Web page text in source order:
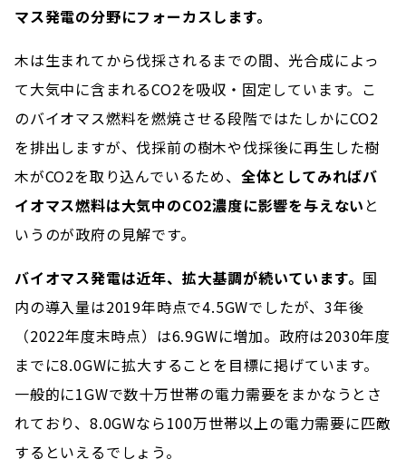
マス発電の分野にフォーカスします。
木は生まれてから伐採されるまでの間、光合成によっ
て大気中に含まれるCO2を吸収・固定しています。こ
のバイオマス燃料を燃焼させる段階ではたしかにCO2
を排出しますが、伐採前の樹木や伐採後に再生した樹
木がCO2を取り込んでいるため、 全体としてみればバ
イオマス燃料は大気中のCO2濃度に影響を与えない と
いうのが政府の見解です。
バイオマス発電は近年、拡大基調が続いています。 国
内の導入量は2019年時点で4.5GWでしたが、3年後
（2022年度末時点）は6.9GWに増加。政府は2030年度
までに8.0GWに拡大することを目標に掲げています。
一般的に1GWで数十万世帯の電力需要をまかなうとさ
れており、8.0GWなら100万世帯以上の電力需要に匹敵
するといえるでしょう。